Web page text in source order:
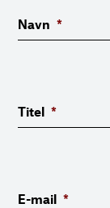
Navn *
Titel *
E-mail *